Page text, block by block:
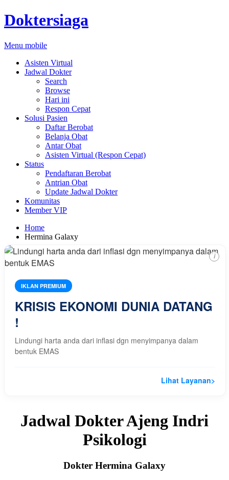
Doktersiaga
Menu mobile
Asisten Virtual
Jadwal Dokter
Search
Browse
Hari ini
Respon Cepat
Solusi Pasien
Daftar Berobat
Belanja Obat
Antar Obat
Asisten Virtual (Respon Cepat)
Status
Pendaftaran Berobat
Antrian Obat
Update Jadwal Dokter
Komunitas
Member VIP
Home
Hermina Galaxy
IKLAN PREMIUM
KRISIS EKONOMI DUNIA DATANG
!
Lindungi harta anda dari inflasi dgn menyimpanya dalam
bentuk EMAS
Lihat Layanan>
i
Jadwal Dokter Ajeng Indri
Psikologi
Dokter Hermina Galaxy